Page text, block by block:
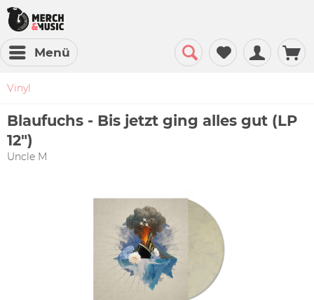
Menü
Vinyl
Blaufuchs - Bis jetzt ging alles gut (LP
12")
Uncle M